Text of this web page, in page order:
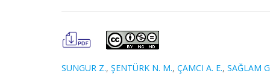
SUNGUR Z., ŞENTÜRK N. M., ÇAMCI A. E., SAĞLAM